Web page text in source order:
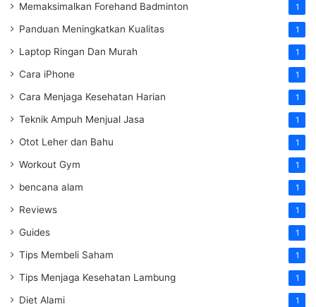
Memaksimalkan Forehand Badminton 1
Panduan Meningkatkan Kualitas 1
Laptop Ringan Dan Murah 1
Cara iPhone 1
Cara Menjaga Kesehatan Harian 1
Teknik Ampuh Menjual Jasa 1
Otot Leher dan Bahu 1
Workout Gym 1
bencana alam 1
Reviews 1
Guides 1
Tips Membeli Saham 1
Tips Menjaga Kesehatan Lambung 1
Diet Alami 1